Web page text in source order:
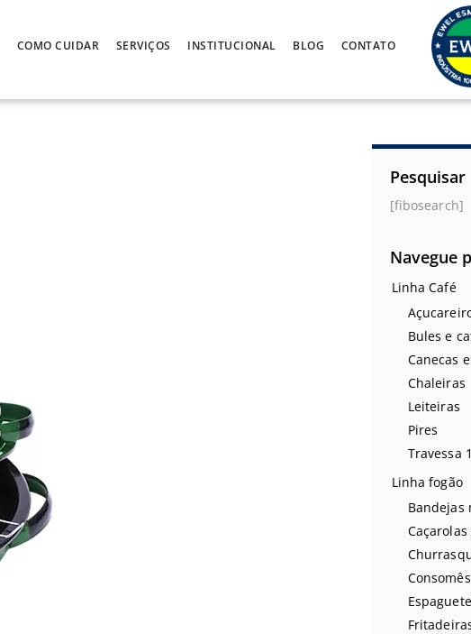
COMO CUIDAR SERVIÇOS INSTITUCIONAL BLOG CONTATO
Pesquisar
[fibosearch]
Navegue
Linha Café
Bules e
Canecas
Chaleiras
Leiteiras
Pires
Travessa
Linha fogão
Bandejas
Consomês